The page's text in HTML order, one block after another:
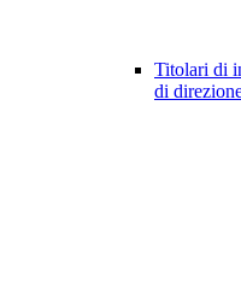
Titolari di
di